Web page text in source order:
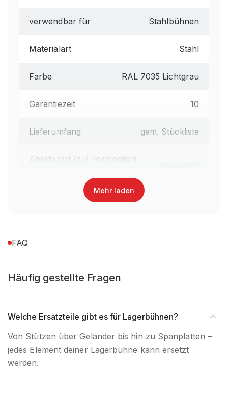
verwendbar für Stahlbühnen
Materialart Stahl
Farbe RAL 7035 Lichtgrau
Garantiezeit 10
Lieferumfang gem. Stückliste
Anlieferart (z.B vormontiert,
Montageart (Steckbar /
exkl. Werkzeug
UV-
Artikel-Höhe (mm) 20 mm
Artikel-Breite (mm) 40 mm
Artikel-Tiefe (mm) 2.000 mm
Mehr laden
FAQ
Häufig gestellte Fragen
Welche Ersatzteile gibt es für Lagerbühnen?
Von Stützen über Geländer bis hin zu Spanplatten –
jedes Element deiner Lagerbühne kann ersetzt
werden.